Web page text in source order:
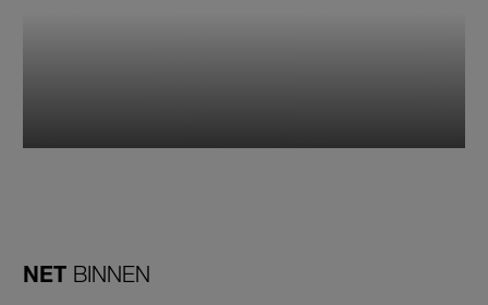
NET BINNEN